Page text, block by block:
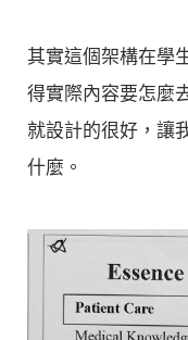
其實這個架構在學
得實際內容要怎麼
就設計的很好，讓
什麼。